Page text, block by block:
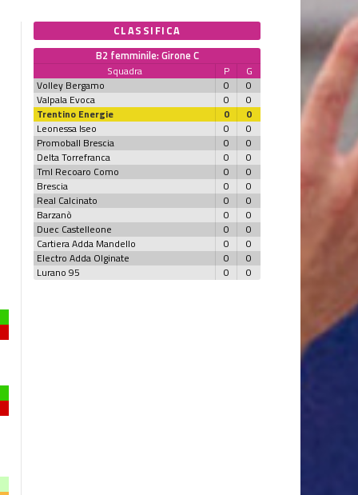
CLASSIFICA
B2 femminile: Girone C
Squadra P
G
Volley Bergamo
0
0
Valpala Evoca
0
0
Trentino Energie
0
0
Leonessa Iseo
0
0
Promoball Brescia
0
0
Delta Torrefranca
0
0
Tml Recoaro Como
0
0
Brescia
0
0
Real Calcinato
0
0
Barzanò
0
0
Duec Castelleone
0
0
Cartiera Adda Mandello
0
0
Electro Adda Olginate
0
0
Lurano 95
0 0